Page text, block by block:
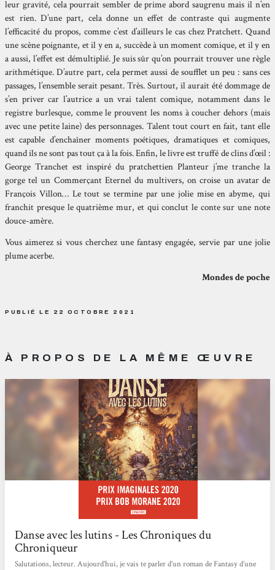
leur gravité, cela pourrait sembler de prime abord saugrenu mais il n’en
est rien. D’une part, cela donne un effet de contraste qui augmente
l’efficacité du propos, comme c’est d’ailleurs le cas chez Pratchett. Quand
une scène poignante, et il y en a, succède à un moment comique, et il y en
a aussi, l’effet est démultiplié. Je suis sûr qu’on pourrait trouver une règle
arithmétique. D’autre part, cela permet aussi de soufflet un peu : sans ces
passages, l’ensemble serait pesant. Très. Surtout, il aurait été dommage de
s’en priver car l’autrice a un vrai talent comique, notamment dans le
registre burlesque, comme le prouvent les noms à coucher dehors (mais
avec une petite laine) des personnages. Talent tout court en fait, tant elle
est capable d’enchaîner moments poétiques, dramatiques et comiques,
quand ils ne sont pas tout ça à la fois. Enfin, le livre est truffé de clins d’œil :
George Tranchet est inspiré du pratchettien Planteur j’me tranche la
gorge tel un Commerçant Eternel du multivers, on croise un avatar de
François Villon… Le tout se termine par une jolie mise en abyme, qui
franchit presque le quatrième mur, et qui conclut le conte sur une note
douce-amère.
Vous aimerez si vous cherchez une fantasy engagée, servie par une jolie
plume acerbe.
Mondes de poche
PUBLIÉ LE 22 OCTOBRE 2021
À PROPOS DE LA MÊME ŒUVRE
Danse avec les lutins - Les Chroniques du
Chroniqueur
Salutations, lecteur. Aujourd’hui, je vais te parler d’un roman de Fantasy d’une